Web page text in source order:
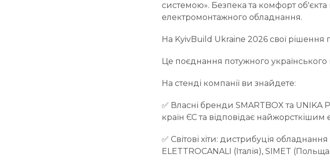
системою». Безпека та комфорт
електромонтажного обладнання.
На KyivBuild Ukraine 2026 свої рішення
Це поєднання потужного
На стенді компанії ви знайдете:
✅ Власні бренди SMARTBOX та UNIKA
країн ЄС та відповідає
✅ Світові хіти: дистрибуція обладнання
ELETTROCANALI (Італія), SIMET